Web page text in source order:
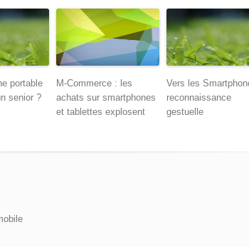
portable
senior ?
M-Commerce : les
achats sur smartphones
et tablettes explosent
Vers les
reconnaissance
gestuelle